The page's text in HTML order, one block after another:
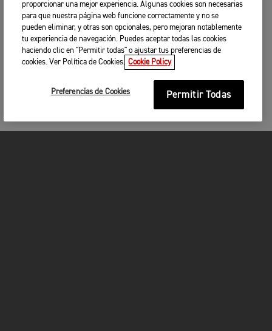
proporcionar una mejor experiencia. Algunas cookies son necesarias
para que nuestra página web funcione correctamente y no se
pueden eliminar, y otras son opcionales, pero mejoran notablemente
tu experiencia de navegación. Puedes aceptar todas las cookies
haciendo clic en "Permitir todas" o ajustar tus preferencias de
cookies. Ver Política de Cookies. Cookie Policy
Preferencias de Cookies Permitir Todas